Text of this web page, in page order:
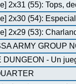
2x31 (55): Tops,
2x30 (54):
2x29 (53):
ARMY GROUP
DUNGEON - Un